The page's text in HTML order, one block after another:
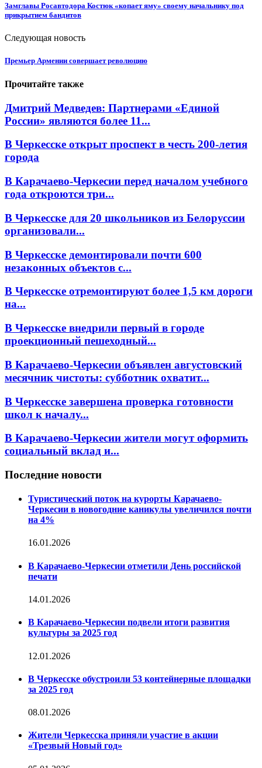
Замглавы Росавтодора Костюк «копает яму» своему начальнику под
прикрытием бандитов
Следующая новость
Премьер Армении совершает революцию
Прочитайте также
Дмитрий Медведев: Партнерами «Единой
России» являются более 11...
В Черкесске открыт проспект в честь 200-летия
города
В Карачаево-Черкесии перед началом учебного
года откроются три...
В Черкесске для 20 школьников из Белоруссии
организовали...
В Черкесске демонтировали почти 600
незаконных объектов с...
В Черкесске отремонтируют более 1,5 км дороги
на...
В Черкесске внедрили первый в городе
проекционный пешеходный...
В Карачаево-Черкесии объявлен августовский
месячник чистоты: субботник охватит...
В Черкесске завершена проверка готовности
школ к началу...
В Карачаево-Черкесии жители могут оформить
социальный вклад и...
Последние новости
Туристический поток на курорты Карачаево-
Черкесии в новогодние каникулы увеличился почти
на 4%
16.01.2026
В Карачаево-Черкесии отметили День российской
печати
14.01.2026
В Карачаево-Черкесии подвели итоги развития
культуры за 2025 год
12.01.2026
В Черкесске обустроили 53 контейнерные площадки
за 2025 год
08.01.2026
Жители Черкесска приняли участие в акции
«Трезвый Новый год»